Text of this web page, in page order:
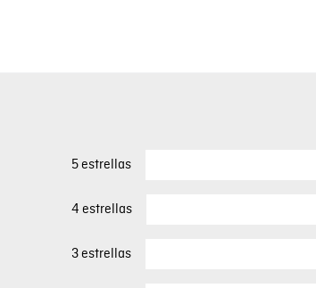
5 estrellas
4 estrellas
3 estrellas